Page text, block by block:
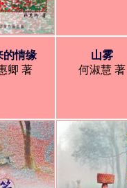
的情缘
卿 著
山雾
何淑慧 著